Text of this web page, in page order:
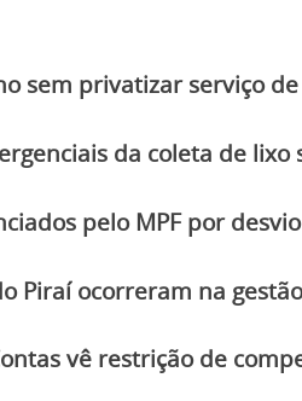
sem privatizar serviço
da coleta de
pelo MPF por
Piraí ocorreram na
vê restrição de